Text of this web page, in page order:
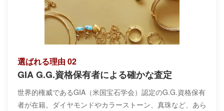
選ばれる理由 02
GIA G.G.資格保有者による確かな査定
世界的権威であるGIA（米国宝石学会）認定のG.G.資格保有
者が在籍。ダイヤモンドやカラーストーン、真珠など、あら